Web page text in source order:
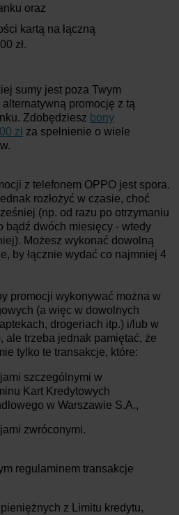
oraz
kartą na łączną
zł.
sumy jest poza Twym
promocję z tą
Zdobędziesz bony
zł za spełnienie o wiele
z telefonem OPPO jest spora.
rozłożyć w czasie, choć
(np. od razu po otrzymaniu
bądź dwóch miesięcy - wtedy
Możesz wykonać dowolną
by łącznie wydać co najmniej 4
promocji wykonywać można w
(a więc w dowolnych
drogeriach itp.) i/lub w
ale trzeba jednak pamiętać, że
tylko te transakcje, które:
szczególnymi w
Kart Kredytowych
w Warszawie S.A.,
zwróconymi.
regulaminem transakcje
z Limitu kredytu,